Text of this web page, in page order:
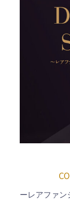
ーレアファン